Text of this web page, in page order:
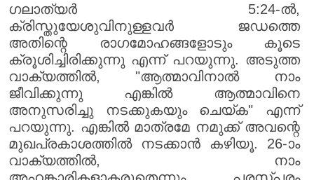
ഗലാത്യർ 5:24-ൽ,
ക്രിസ്തുയേശുവിനുള്ളവർ ജഡത്തെ
അതിന്റെ രാഗമോഹങ്ങളോടും കൂടെ
ക്രൂശിച്ചിരിക്കുന്നു എന്ന് പറയുന്നു. അടുത്ത
വാക്യത്തിൽ, "ആത്മാവിനാൽ നാം
ജീവിക്കുന്നു എങ്കിൽ ആത്മാവിനെ
അനുസരിച്ചു നടക്കുകയും ചെയ്ക" എന്ന്
പറയുന്നു. എങ്കിൽ മാത്രമേ നമുക്ക് അവന്റെ
മുഖപ്രകാശത്തിൽ നടക്കാൻ കഴിയൂ. 26-ാം
വാക്യത്തിൽ, നാം